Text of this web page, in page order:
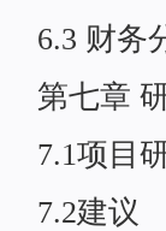
6.3 财务
第七章
7.1项目
7.2建议